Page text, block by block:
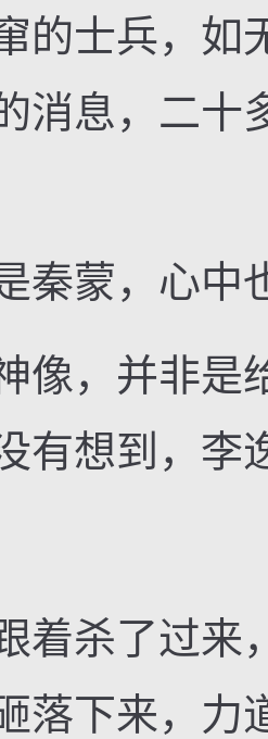
士兵，如
消息，二十
蒙，心中
，并非是
有想到，李
杀了过来
落下来，力